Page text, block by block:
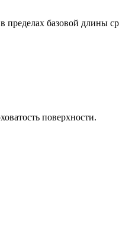
базовой длины
поверхности.